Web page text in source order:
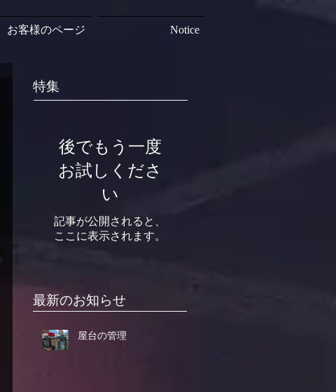
お客様のページ Notice
特集
後でもう一度
お試しくださ
い
記事が公開されると、
ここに表示されます。
最新のお知らせ
屋台の管理